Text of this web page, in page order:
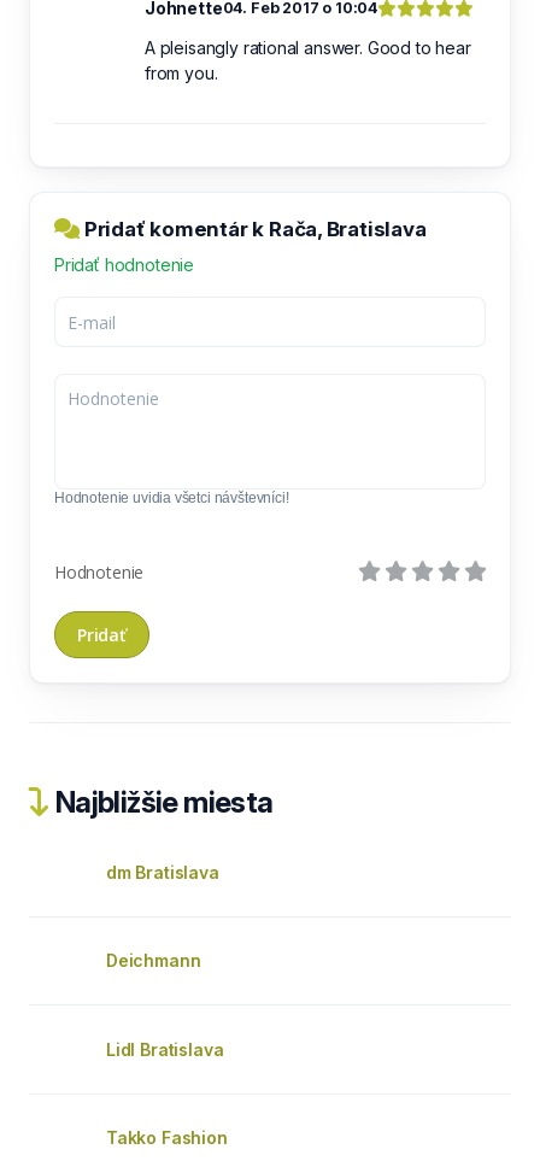
Johnette04. Feb 2017 o 10:04
A pleisangly rational answer. Good to hear
from you.
Pridať komentár k Rača, Bratislava
Pridať hodnotenie
Hodnotenie uvidia všetci návštevníci!
Hodnotenie
Najbližšie miesta
dm Bratislava
Deichmann
Lidl Bratislava
Takko Fashion